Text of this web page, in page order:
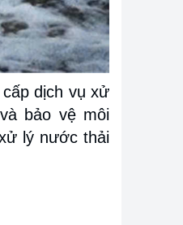
dịch vụ xử
bảo vệ môi
lý nước thải